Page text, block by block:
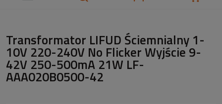
Transformator LIFUD Ściemnialny 1-
10V 220-240V No Flicker Wyjście 9-
42V 250-500mA 21W LF-
AAA020B0500-42